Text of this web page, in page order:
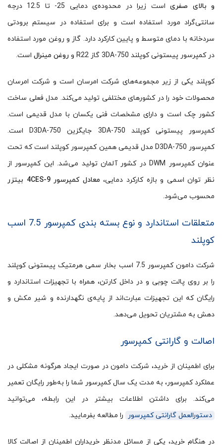
و بالای صفری
است زیرا در محدوده‌ی دمایی 25- تا 12.5 درجه
سانتی‌گراد مورد استفاده است و برای استفاده در سیستم برودتی
سردخانه با دمای متوسط و پایین کارکرد دارد. گاز و روغن مورد استفاده
در کمپرسور پیستونی کوپلند 3DA-750 گاز R22 و
روغن مینرال است.
کوپلند یکی از زیر مجموعه‌های شرکت امرسان است و شرکت امرسان
محصولات خود را در کشورهای مختلفی تولید می‌کند. مدل فعلی ساخت
کشور چک است و دارای مشخصات فنی یکسان با مدل قدیمی است.
کمپرسور پیستونی کوپلند 3DA-750 جایگزین D3DA-750 است.
کمپرسور D3DA-750 مدل قدیمی همین کمپرسور کوپلند است که تحت
عنوان کمپرسور DWM در کشور آلمان تولید می‌شد. این کمپرسور از
نظر توان اسمی و بازه کارکرد دمایی، معادل کمپرسور 4CES-9 بیتزر
محسوب می‌شود.
متعلقات استاندارد و نوع بسته بندی کمپرسور 7.5 اسب
کوپلند
شرکت دامون کمپرسور 7.5 اسب بخار سمی هرمتیک پیستونی کوپلند
را بر روی پالت چوبی و در داخل کارتن، همراه با تجهیزات استاندارد و
رایگان که این تجهیزات عبارت‌اند از پایه‌ی نگهدارنده و شیر مکش و
دهش به مشتریان تحویل می‌دهد.
اصالت و گارانتی کمپرسور
برای اطمینان از خرید، شرکت دامون در صورت ایجاد هرگونه مشکلی در
عملکرد کمپرسور، به مدت یک‌ سال کمپرسور شما را به‌طور رایگان تعمیر
می‌کند. برای داشتن اطلاعات بیشتر در این رابطه، می‌توانید
دستورالعمل گارانتی کمپرسور
را مطالعه بفرمایید.
در هنگام خرید، یکی از مسائل مدنظر خریداران اطمینان از اصالت کالا